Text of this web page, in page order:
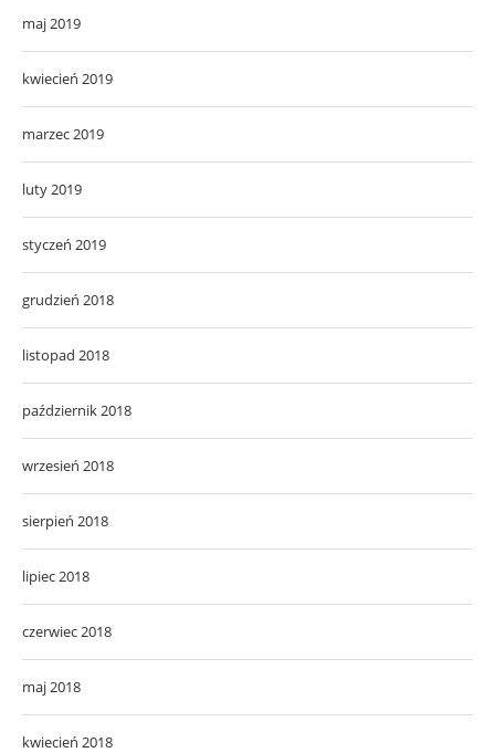
maj 2019
kwiecień 2019
marzec 2019
luty 2019
styczeń 2019
grudzień 2018
listopad 2018
październik 2018
wrzesień 2018
sierpień 2018
lipiec 2018
czerwiec 2018
maj 2018
kwiecień 2018